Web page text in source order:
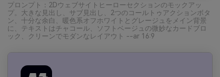
プロンプト：2Dウェブサイトヒーローセクションのモックアッ
プ。大きな見出し、サブ見出し、2つのコールトゥアクションボタ
ン、十分な余白、暖色系オフホワイトとグレージュをメイン背景
に、テキストはチャコール、ソフトベージュの微妙なカードブロ
ック、クリーンでモダンなレイアウト --ar 16:9